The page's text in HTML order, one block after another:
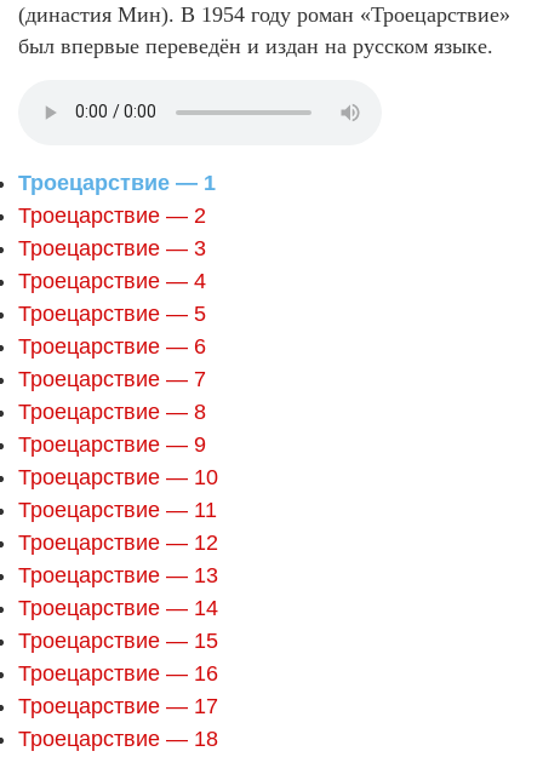
(династия Мин). В 1954 году роман «Троецарствие»
был впервые переведён и издан на русском языке.
Троецарствие — 1
Троецарствие — 2
Троецарствие — 3
Троецарствие — 4
Троецарствие — 5
Троецарствие — 6
Троецарствие — 7
Троецарствие — 8
Троецарствие — 9
Троецарствие — 10
Троецарствие — 11
Троецарствие — 12
Троецарствие — 13
Троецарствие — 14
Троецарствие — 15
Троецарствие — 16
Троецарствие — 17
Троецарствие — 18